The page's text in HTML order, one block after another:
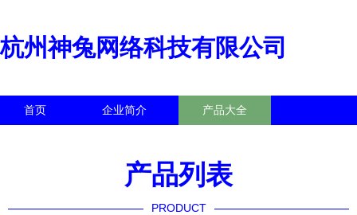
杭州神兔网络科技有限公司
首页 企业简介 产品大全
产品列表
PRODUCT